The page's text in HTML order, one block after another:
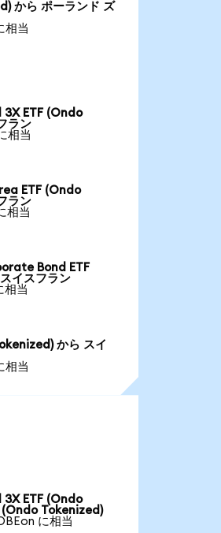
から ポーランド ズ
相当
3X ETF (Ondo
ラン
相当
ETF (Ondo
ラン
相当
Bond ETF
イスフラン
相当
から スイ
相当
3X ETF (Ondo
Tokenized)
に相当